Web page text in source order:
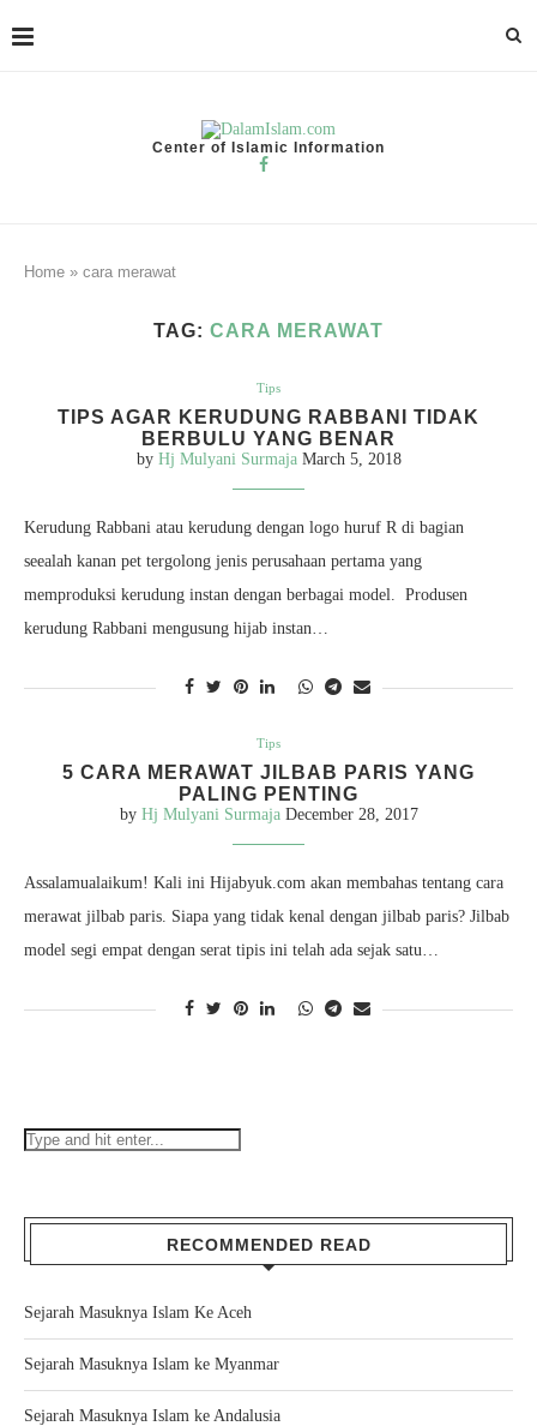
Center of Islamic Information
Home » cara merawat
TAG: CARA MERAWAT
Tips
TIPS AGAR KERUDUNG RABBANI TIDAK
BERBULU YANG BENAR
by Hj Mulyani Surmaja March 5, 2018
Kerudung Rabbani atau kerudung dengan logo huruf R di bagian
seealah kanan pet tergolong jenis perusahaan pertama yang
memproduksi kerudung instan dengan berbagai model. Produsen
kerudung Rabbani mengusung hijab instan…
Tips
5 CARA MERAWAT JILBAB PARIS YANG
PALING PENTING
by Hj Mulyani Surmaja December 28, 2017
Assalamualaikum! Kali ini Hijabyuk.com akan membahas tentang cara
merawat jilbab paris. Siapa yang tidak kenal dengan jilbab paris? Jilbab
model segi empat dengan serat tipis ini telah ada sejak satu…
RECOMMENDED READ
Sejarah Masuknya Islam Ke Aceh
Sejarah Masuknya Islam ke Myanmar
Sejarah Masuknya Islam ke Andalusia